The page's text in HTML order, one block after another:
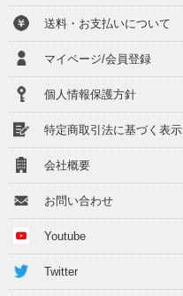
送料・お支払いについて
マイページ/会員登録
個人情報保護方針
特定商取引法に基づく表示
会社概要
お問い合わせ
Youtube
Twitter